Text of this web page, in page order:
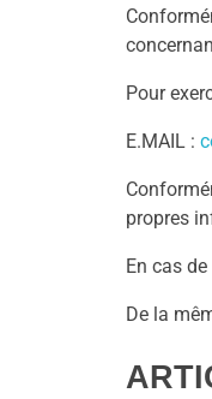
Pour
E.MAIL :
propres
En cas
De la